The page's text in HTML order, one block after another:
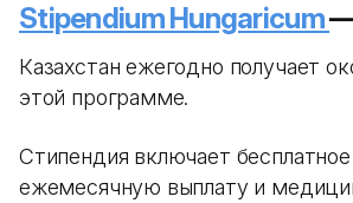
Stipendium Hungaricum—
Казахстан ежегодно получает
этой программе.
Стипендия включает
ежемесячную выплату и